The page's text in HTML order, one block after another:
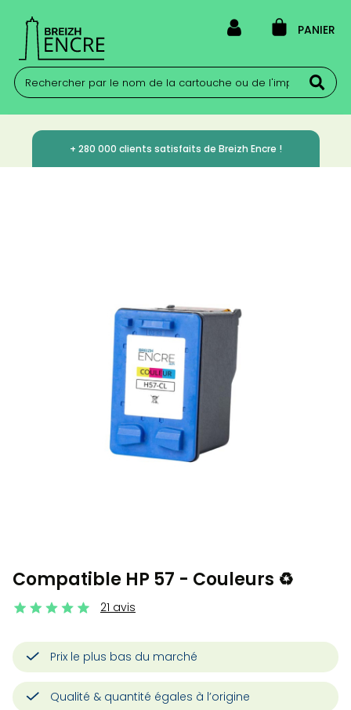
PANIER
+ 280 000 clients satisfaits de Breizh Encre !
Compatible HP 57 - Couleurs ♻️
21 avis
Prix le plus bas du marché
Qualité & quantité égales à l’origine